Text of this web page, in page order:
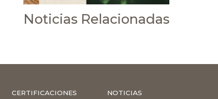
Noticias Relacionadas
CERTIFICACIONES NOTICIAS